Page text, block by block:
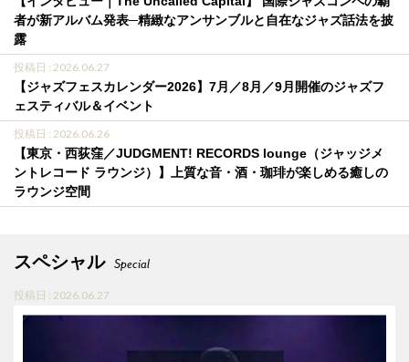
者が新アルバム発表─精緻なアンサンブルと自在なジャズ話法を披
露
投稿日 : 2026.06.27
【ジャズフェスカレンダー2026】7月／8月／9月開催のジャズフ
ェスティバル＆イベント
投稿日 : 2026.06.26
【東京・西荻窪／JUDGMENT! RECORDS lounge（ジャッジメ
ントレコード ラウンジ）】上質な音・酒・珈琲が楽しめる癒しの
ラウンジ空間
スペシャル Special
投稿日 : 2026.06.27